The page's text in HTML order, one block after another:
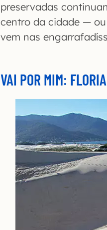
preservadas
centro da cidade —
vem nas
VAI POR MIM: